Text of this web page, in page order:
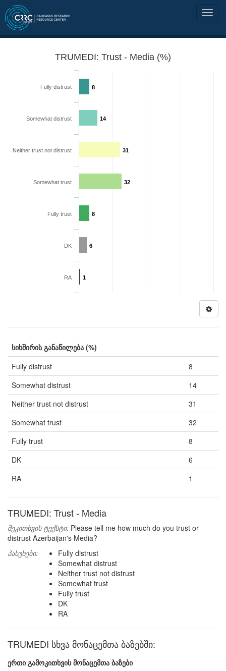
TRUMEDI: Trust - Media (%)
8
14
31
32
8
6
1
Fully distrust
Somewhat distrust
Neither trust not distrust
Somewhat trust
Fully trust
DK
RA
სიხშირის განაწილება (%)
Fully distrust
8
Somewhat distrust
14
Neither trust not distrust
31
Somewhat trust
32
Fully trust
8
DK
6
RA
1
TRUMEDI: Trust - Media
შეკითხვის ტექსტი: Please tell me how much do you trust or
distrust Azerbaijan's Media?
პასუხები:
Fully distrust
Somewhat distrust
Neither trust not distrust
Somewhat trust
Fully trust
DK
RA
TRUMEDI სხვა მონაცემთა ბაზებში:
ერთი გამოკითხვის მონაცემთა ბაზები